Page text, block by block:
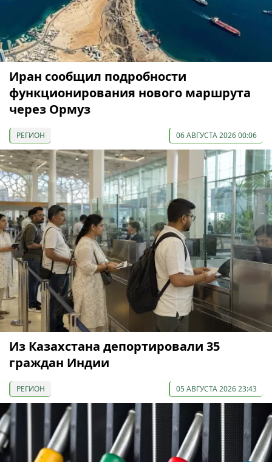
Иран сообщил подробности
функционирования нового маршрута
через Ормуз
РЕГИОН 06 АВГУСТА 2026 00:06
Из Казахстана депортировали 35
граждан Индии
РЕГИОН 05 АВГУСТА 2026 23:43